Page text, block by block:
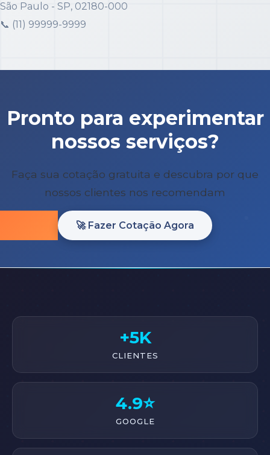
São Paulo - SP, 02180-000
📞 (11) 99999-9999
Pronto para experimentar
nossos serviços?
Faça sua cotação gratuita e descubra por que
nossos clientes nos recomendam
🚀 Fazer Cotação Agora
+5K
CLIENTES
4.9⭐
GOOGLE